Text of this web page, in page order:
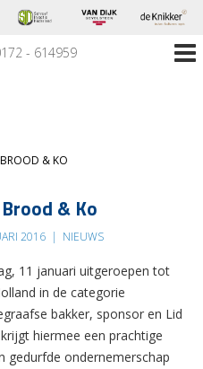
- 614959
BROOD & KO
& Ko
2016 | NIEUWS
11 januari uitgeroepen tot
in de categorie
bakker, sponsor en Lid
hiermee een prachtige
gedurfde ondernemerschap